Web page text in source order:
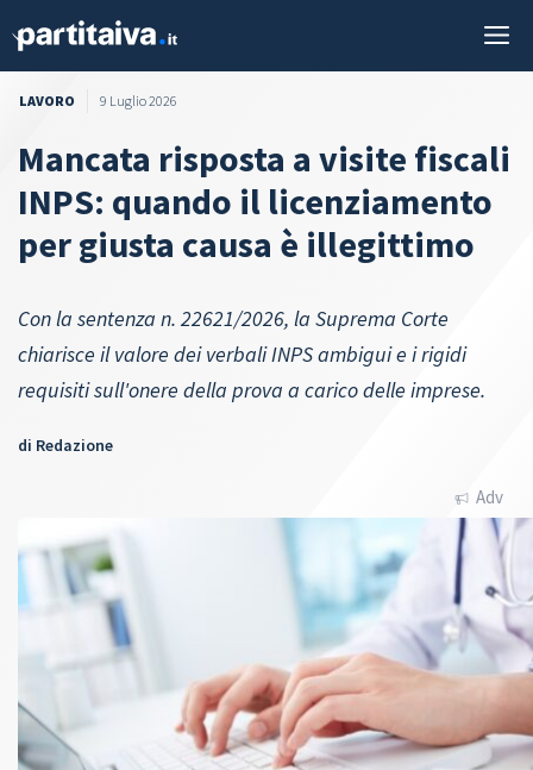
LAVORO 9 Luglio 2026
Mancata risposta a visite fiscali
INPS: quando il licenziamento
per giusta causa è illegittimo
Con la sentenza n. 22621/2026, la Suprema Corte
chiarisce il valore dei verbali INPS ambigui e i rigidi
requisiti sull'onere della prova a carico delle imprese.
di Redazione
Adv